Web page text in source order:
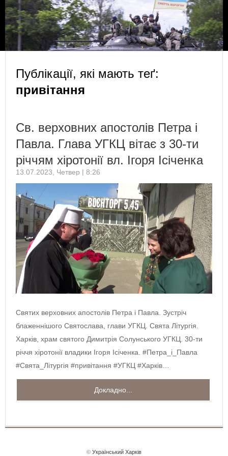
Публікації, які мають теґ:
привітання
Св. верховних апостолів Петра і
Павла. Глава УГКЦ вітає з 30-ти
річчям хіротонії вл. Ігоря Ісіченка
13.07.2023, Четвер | 8:26
Святих верховних апостолів Петра і Павла. Зустріч
блаженнішого Святослава, глави УГКЦ. Свята Літургія.
Харків, храм святого Димитрія Солунського УГКЦ. 30-ти
річчя хіротонії владики Ігоря Ісіченка. #Петра_і_Павла
#Свята_Літургія #привітання #УГКЦ #Харків…
Докладно...
© Український Харків